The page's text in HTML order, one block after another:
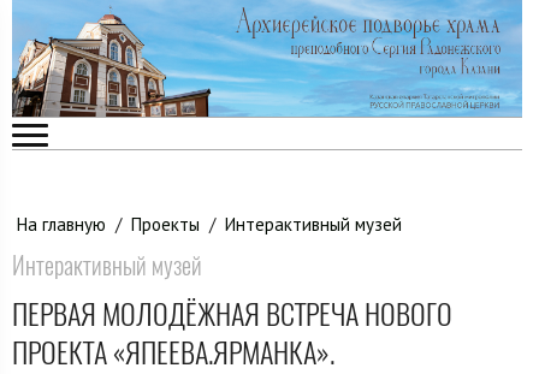
На главную / Проекты / Интерактивный музей
Интерактивный музей
ПЕРВАЯ МОЛОДЁЖНАЯ ВСТРЕЧА НОВОГО
ПРОЕКТА «ЯПЕЕВА.ЯРМАНКА».